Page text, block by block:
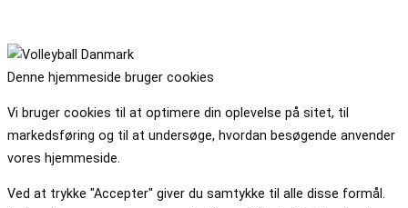
Denne hjemmeside bruger cookies
Vi bruger cookies til at optimere din oplevelse på sitet, til
markedsføring og til at undersøge, hvordan besøgende anvender
vores hjemmeside.
Ved at trykke "Accepter" giver du samtykke til alle disse formål.